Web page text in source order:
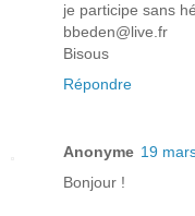
je participe sans
bbeden@live.fr
Bisous
Répondre
Anonyme 19
Bonjour !